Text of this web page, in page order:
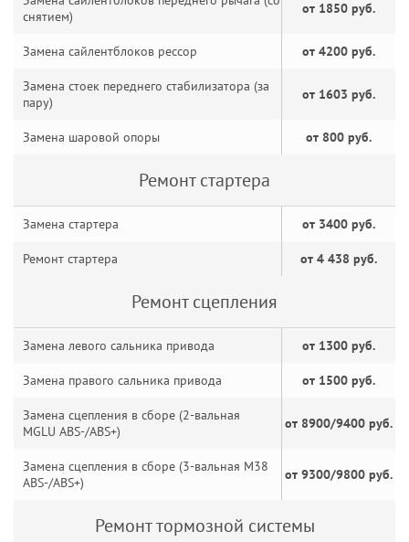
снятием)
от 1850 руб.
Замена сайлентблоков рессор от 4200 руб.
Замена стоек переднего стабилизатора (за
пару)
от 1603 руб.
Замена шаровой опоры от 800 руб.
Ремонт стартера
Замена стартера от 3400 руб.
Ремонт стартера от 4 438 руб.
Ремонт сцепления
Замена левого сальника привода от 1300 руб.
Замена правого сальника привода от 1500 руб.
Замена сцепления в сборе (2-вальная
MGLU ABS-/ABS+)
от 8900/9400 руб.
Замена сцепления в сборе (3-вальная M38
ABS-/ABS+)
от 9300/9800 руб.
Ремонт тормозной системы